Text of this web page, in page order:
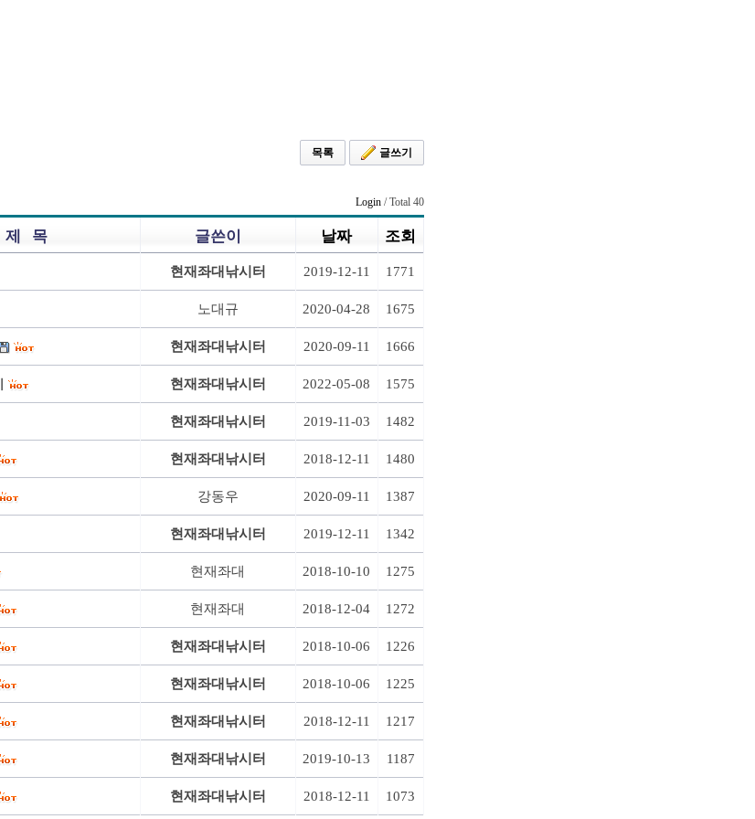
목록 글쓰기
Login / Total 40
제 목 글쓴이 날짜 조회
현재좌대낚시터 2019-12-11 1771
노대규 2020-04-28 1675
현재좌대낚시터 2020-09-11 1666
현재좌대낚시터 2022-05-08 1575
현재좌대낚시터 2019-11-03 1482
현재좌대낚시터 2018-12-11 1480
강동우 2020-09-11 1387
현재좌대낚시터 2019-12-11 1342
현재좌대 2018-10-10 1275
현재좌대 2018-12-04 1272
현재좌대낚시터 2018-10-06 1226
현재좌대낚시터 2018-10-06 1225
현재좌대낚시터 2018-12-11 1217
현재좌대낚시터 2019-10-13 1187
현재좌대낚시터 2018-12-11 1073